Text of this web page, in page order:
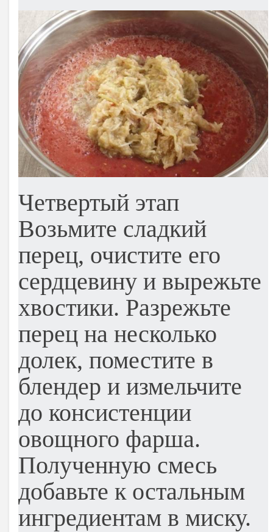
Четвертый этап
Возьмите сладкий
перец, очистите его
сердцевину и вырежьте
хвостики. Разрежьте
перец на несколько
долек, поместите в
блендер и измельчите
до консистенции
овощного фарша.
Полученную смесь
добавьте к остальным
ингредиентам в миску.